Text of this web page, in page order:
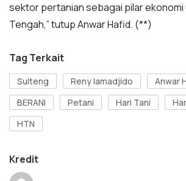
sektor pertanian sebagai pilar ekonomi
Tengah,” tutup Anwar Hafid. (**)
Tag Terkait
Sulteng Reny lamadjido
Anwar
BERANI
Petani Hari Tani
HTN
Kredit